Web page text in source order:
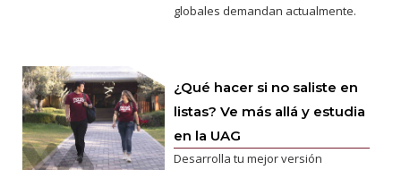
globales demandan actualmente.
¿Qué hacer si no saliste en
listas? Ve más allá y estudia
en la UAG
Desarrolla tu mejor versión